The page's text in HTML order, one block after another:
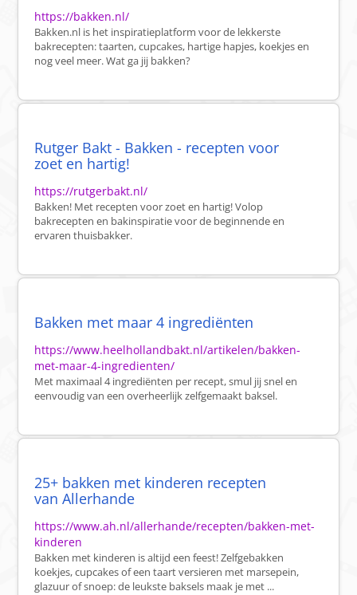
https://bakken.nl/
Bakken.nl is het inspiratieplatform voor de lekkerste
bakrecepten: taarten, cupcakes, hartige hapjes, koekjes en
nog veel meer. Wat ga jij bakken?
Rutger Bakt - Bakken - recepten voor
zoet en hartig!
https://rutgerbakt.nl/
Bakken! Met recepten voor zoet en hartig! Volop
bakrecepten en bakinspiratie voor de beginnende en
ervaren thuisbakker.
Bakken met maar 4 ingrediënten
https://www.heelhollandbakt.nl/artikelen/bakken-
met-maar-4-ingredienten/
Met maximaal 4 ingrediënten per recept, smul jij snel en
eenvoudig van een overheerlijk zelfgemaakt baksel.
25+ bakken met kinderen recepten
van Allerhande
https://www.ah.nl/allerhande/recepten/bakken-met-
kinderen
Bakken met kinderen is altijd een feest! Zelfgebakken
koekjes, cupcakes of een taart versieren met marsepein,
glazuur of snoep: de leukste baksels maak je met ...